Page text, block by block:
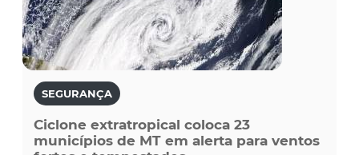
SEGURANÇA
Ciclone extratropical coloca 23
municípios de MT em alerta para ventos